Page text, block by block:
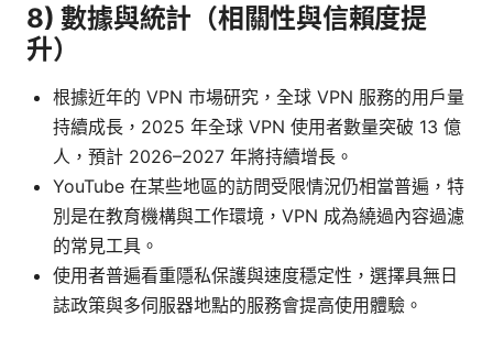
8) 數據與統計（相關性與信賴度提
升）
根據近年的 VPN 市場研究，全球 VPN 服務的用戶量
持續成長，2025 年全球 VPN 使用者數量突破 13 億
人，預計 2026–2027 年將持續增長。
YouTube 在某些地區的訪問受限情況仍相當普遍，特
別是在教育機構與工作環境，VPN 成為繞過內容過濾
的常見工具。
使用者普遍看重隱私保護與速度穩定性，選擇具無日
誌政策與多伺服器地點的服務會提高使用體驗。